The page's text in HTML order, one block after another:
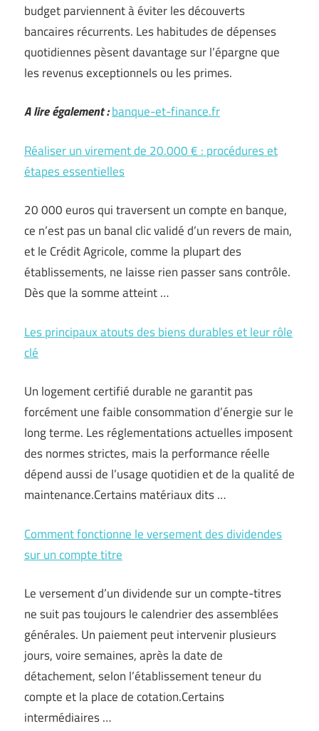
budget parviennent à éviter les découverts
bancaires récurrents. Les habitudes de dépenses
quotidiennes pèsent davantage sur l’épargne que
les revenus exceptionnels ou les primes.
A lire également :banque-et-finance.fr
Réaliser un virement de 20.000 € : procédures et
étapes essentielles
20 000 euros qui traversent un compte en banque,
ce n’est pas un banal clic validé d’un revers de main,
et le Crédit Agricole, comme la plupart des
établissements, ne laisse rien passer sans contrôle.
Dès que la somme atteint …
Les principaux atouts des biens durables et leur rôle
clé
Un logement certifié durable ne garantit pas
forcément une faible consommation d’énergie sur le
long terme. Les réglementations actuelles imposent
des normes strictes, mais la performance réelle
dépend aussi de l’usage quotidien et de la qualité de
maintenance.Certains matériaux dits …
Comment fonctionne le versement des dividendes
sur un compte titre
Le versement d’un dividende sur un compte-titres
ne suit pas toujours le calendrier des assemblées
générales. Un paiement peut intervenir plusieurs
jours, voire semaines, après la date de
détachement, selon l’établissement teneur du
compte et la place de cotation.Certains
intermédiaires …